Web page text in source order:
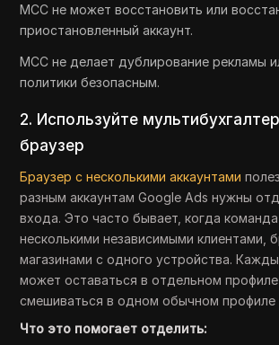
MCC не может восстановить или
приостановленный аккаунт.
MCC не делает дублирование рекламы
политики безопасным.
2. Используйте
браузер
Браузер с несколькими аккаунтами
разным аккаунтам Google Ads нужны
входа. Это часто бывает, когда
несколькими независимыми клиентами,
магазинами с одного устройства.
может оставаться в отдельном
смешиваться в одном обычном профиле
Что это помогает отделить: